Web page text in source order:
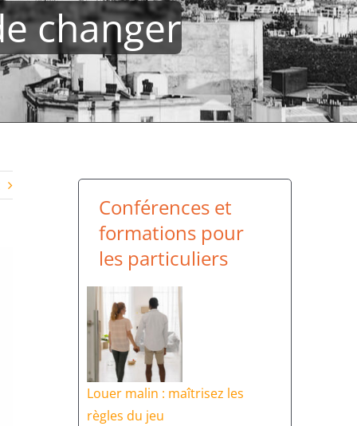
changer
Conférences et
formations pour
les particuliers
Louer malin : maîtrisez les
règles du jeu